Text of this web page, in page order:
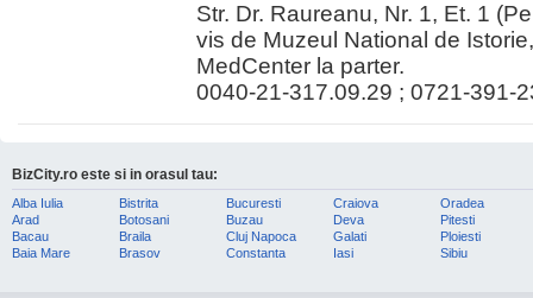
Str. Dr. Raureanu, Nr. 1, Et. 1
vis de Muzeul National de
MedCenter la parter.
0040-21-317.09.29 ; 0721-391-
BizCity.ro este si in orasul tau:
Alba Iulia
Arad
Bacau
Baia Mare
Bistrita
Botosani
Braila
Brasov
Bucuresti
Buzau
Cluj Napoca
Constanta
Craiova
Deva
Galati
Iasi
Oradea
Pitesti
Ploiesti
Sibiu